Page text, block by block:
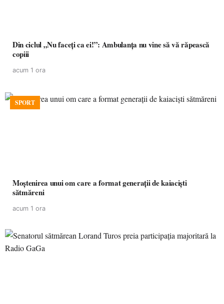
Din ciclul „Nu faceți ca ei!”: Ambulanța nu vine să vă răpească
copiii
acum 1 ora
SPORT
Moștenirea unui om care a format generații de kaiaciști
sătmăreni
acum 1 ora